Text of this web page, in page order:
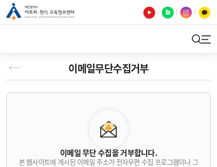
이메일무단수집거부
이메일 무단 수집을 거부합니다.
본 웹사이트에 게시된 이메일 주소가 전자우편 수집 프로그램이나 그